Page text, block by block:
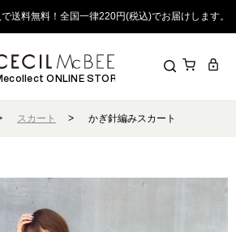
送料無料！全国一律220円(税込)でお届けします。
ONLINE STORE
スカート > かぎ針編みスカート